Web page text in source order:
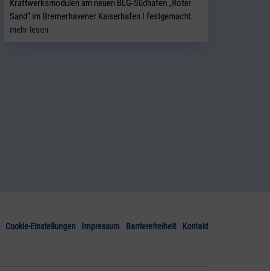
Kraftwerksmodulen am neuen BLG-Südhafen „Roter
Sand“ im Bremerhavener Kaiserhafen I festgemacht.
mehr lesen
Kontakt
Barrierefreiheit
Impressum
Cookie-Einstellungen